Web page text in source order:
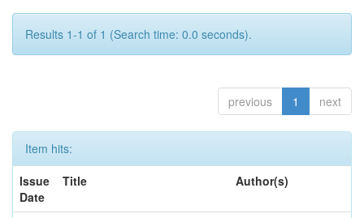
Results 1-1 of 1 (Search time: 0.0 seconds).
previous 1 next
Item hits:
Issue
Date
Title Author(s)